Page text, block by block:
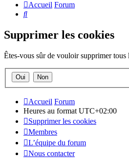
Accueil Forum
Rechercher
Supprimer les cookies
Êtes-vous sûr de vouloir supprimer tous
Accueil Forum
Heures au format UTC+02:00
Supprimer les cookies
Membres
L’équipe du forum
Nous contacter